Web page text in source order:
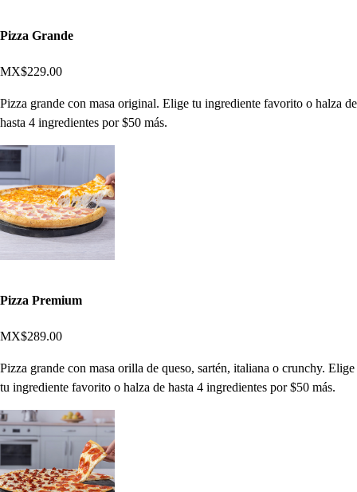
Pizza Grande
MX$229.00
Pizza grande con masa original. Elige tu ingrediente favorito o halza de
hasta 4 ingredientes por $50 más.
Pizza Premium
MX$289.00
Pizza grande con masa orilla de queso, sartén, italiana o crunchy. Elige
tu ingrediente favorito o halza de hasta 4 ingredientes por $50 más.